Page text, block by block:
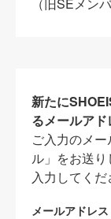
新たに
るメールアド
ご入力のメ
ル」をお送
入力してくだ
メールアドレス